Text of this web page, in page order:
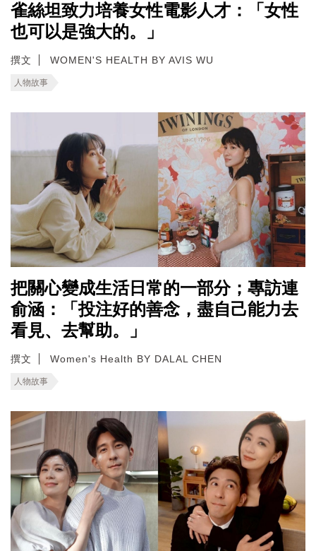
雀絲坦致力培養女性電影人才：「女性
也可以是強大的。」
撰文 WOMEN'S HEALTH BY AVIS WU
人物故事
把關心變成生活日常的一部分；專訪連
俞涵：「投注好的善念，盡自己能力去
看見、去幫助。」
撰文 Women's Health BY DALAL CHEN
人物故事